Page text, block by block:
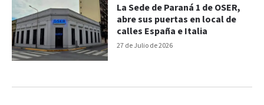
27 de Julio de 2026
La Sede de Paraná 1 de OSER,
abre sus puertas en local de
calles España e Italia